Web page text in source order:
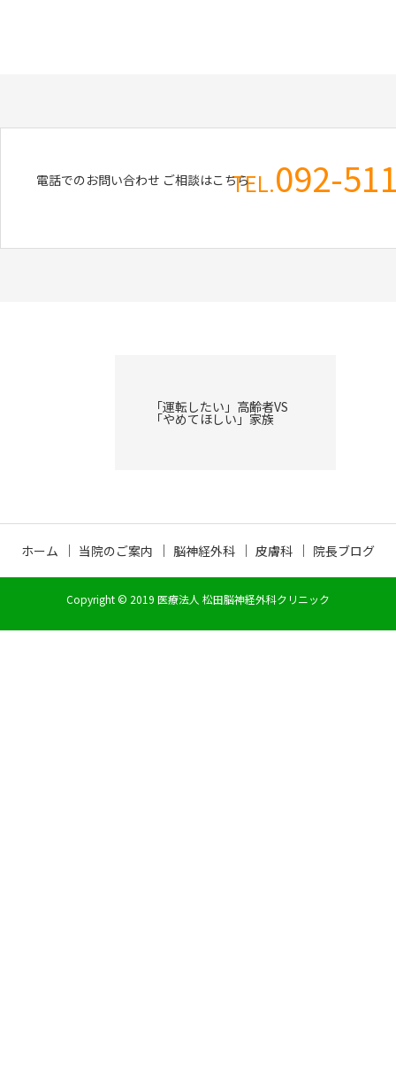
電話でのお問い合わせ ご相談はこちらTEL.092-
「運転したい」高齢者VS
「やめてほしい」家族
ホーム 当院のご案内 脳神経外科 皮膚科 院長ブログ
Copyright © 2019 医療法人 松田脳神経外科クリニック